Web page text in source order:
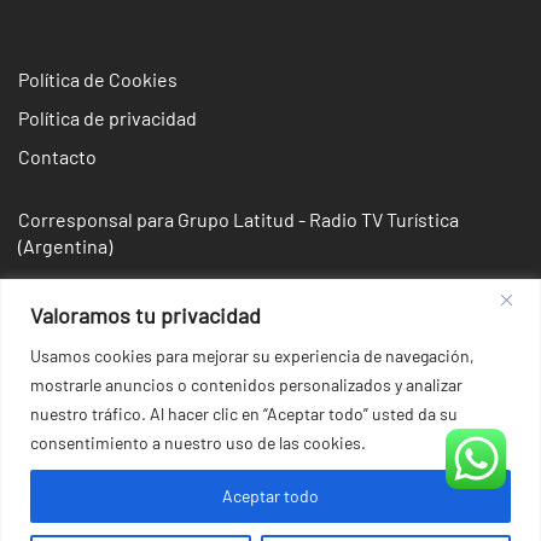
Valoramos tu privacidad
Usamos cookies para mejorar su experiencia de navegación,
mostrarle anuncios o contenidos personalizados y analizar
nuestro tráfico. Al hacer clic en “Aceptar todo” usted da su
consentimiento a nuestro uso de las cookies.
Aceptar todo
Política de Cookies
Política de privacidad
Contacto
Corresponsal para Grupo Latitud - Radio TV Turística
(Argentina)